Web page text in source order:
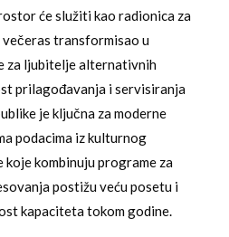
će služiti kao radionica za
večeras transformisao u
za ljubitelje alternativnih
prilagođavanja i servisiranja
je ključna za moderne
podacima iz kulturnog
koje kombinuju programe za
postižu veću posetu i
kapaciteta tokom godine.